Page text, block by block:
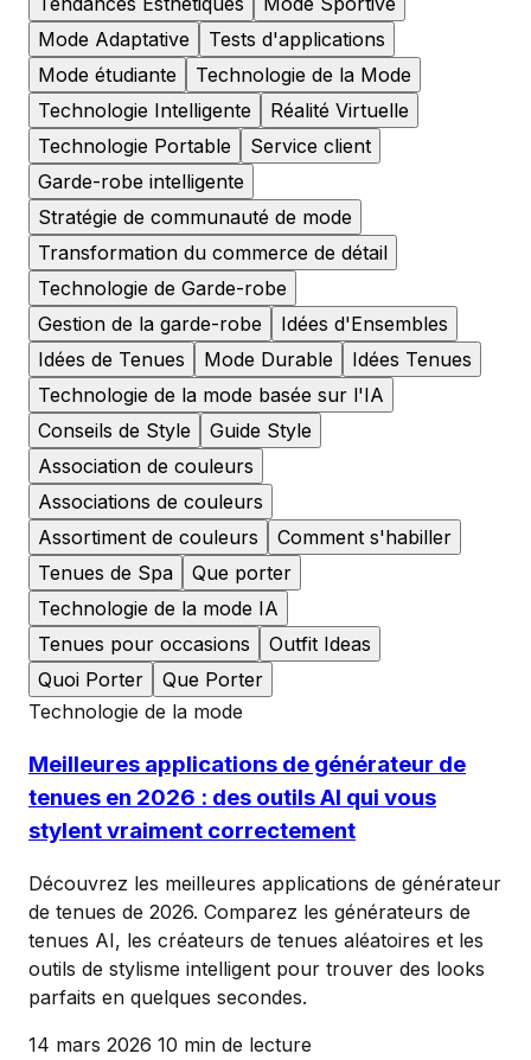
Mode Adaptative
Tests d'applications
Mode étudiante
Technologie de la Mode
Technologie Intelligente
Réalité Virtuelle
Technologie Portable
Service client
Garde-robe intelligente
Stratégie de communauté de mode
Transformation du commerce de détail
Technologie de Garde-robe
Gestion de la garde-robe
Idées d'Ensembles
Idées de Tenues
Mode Durable
Idées Tenues
Technologie de la mode basée sur l'IA
Conseils de Style
Guide Style
Association de couleurs
Associations de couleurs
Assortiment de couleurs
Comment s'habiller
Tenues de Spa
Que porter
Technologie de la mode IA
Tenues pour occasions
Outfit Ideas
Quoi Porter
Que Porter
Technologie de la mode
Meilleures applications de générateur de
tenues en 2026 : des outils AI qui vous
stylent vraiment correctement
Découvrez les meilleures applications de générateur
de tenues de 2026. Comparez les générateurs de
tenues AI, les créateurs de tenues aléatoires et les
outils de stylisme intelligent pour trouver des looks
parfaits en quelques secondes.
14 mars 2026 10 min de lecture